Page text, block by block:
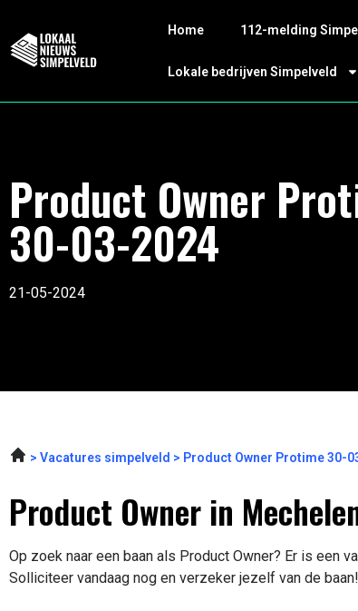
Home 112-melding
Lokale bedrijven Simpelveld
Product Owner
30-03-2024
21-05-2024
Vacatures simpelveld Product Owner Protime 30-
Product Owner in
Op zoek naar een baan als Product Owner? Er is een
Solliciteer vandaag nog en verzeker jezelf van de baan!